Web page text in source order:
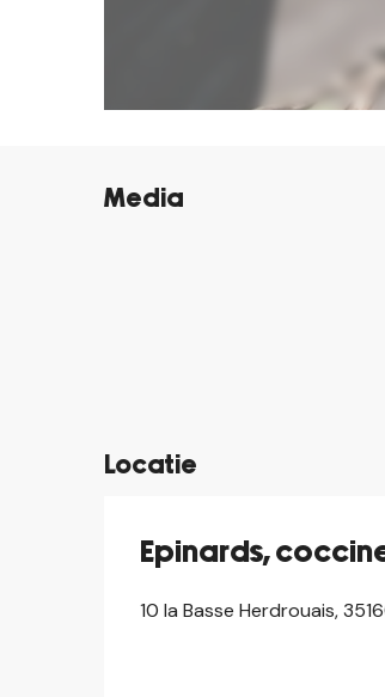
Media
©
Locatie
Epinards,
10 la Basse Herdrouais,